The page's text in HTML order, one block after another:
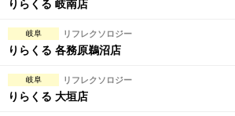
りらくる 岐南店
岐阜 リフレクソロジー
りらくる 各務原鵜沼店
岐阜 リフレクソロジー
りらくる 大垣店